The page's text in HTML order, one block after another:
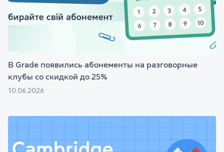
В Grade появились абонементы на разговорные
клубы со скидкой до 25%
10.06.2026